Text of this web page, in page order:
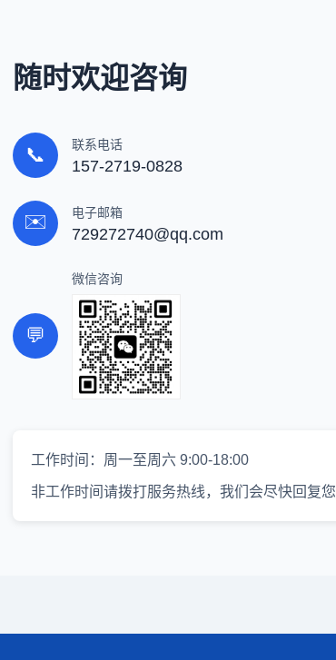
随时欢迎咨询
📞 联系电话
157-2719-0828
✉️ 电子邮箱
729272740@qq.com
💬
微信咨询
工作时间：周一至周六 9:00-18:00
非工作时间请拨打服务热线，我们会尽快回复您